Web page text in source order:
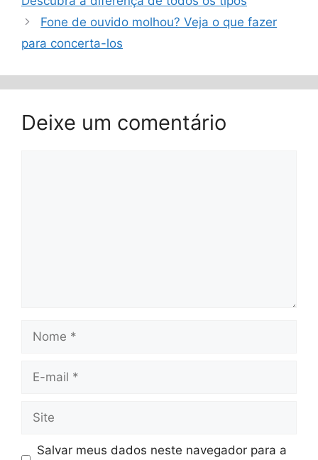
Fone de ouvido molhou? Veja o que fazer
para concerta-los
Deixe um comentário
Nome
Site
Salvar meus dados neste navegador para a